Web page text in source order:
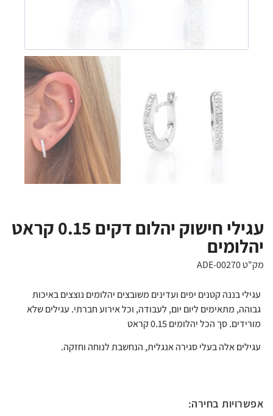
עגילי חישוק יהלום דקים 0.15 קראט
יהלומים
מק"ט ADE-00270
עגילי בננה קטנים יפים ועדינים משובצים יהלומים נוצצים באיכות
גבוהה, מתאימים ליום יום, לעבודה, וכל אירוע חברתי. עגילים שלא
מורידים. סך הכל יהלומים 0.15 קראט
עגילים אלה בעלי סגירה אנגלית, הנחשבת לנוחה וחזקה.
אפשרויות בחירה: